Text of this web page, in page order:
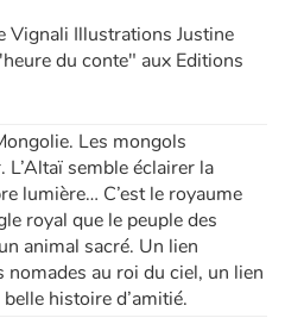
Vignali Illustrations Justine
du conte" aux Editions
Les mongols
L’Altaï semble éclairer la
lumière… C’est le royaume
royal que le peuple des
animal sacré. Un lien
au roi du ciel, un lien
histoire d’amitié.